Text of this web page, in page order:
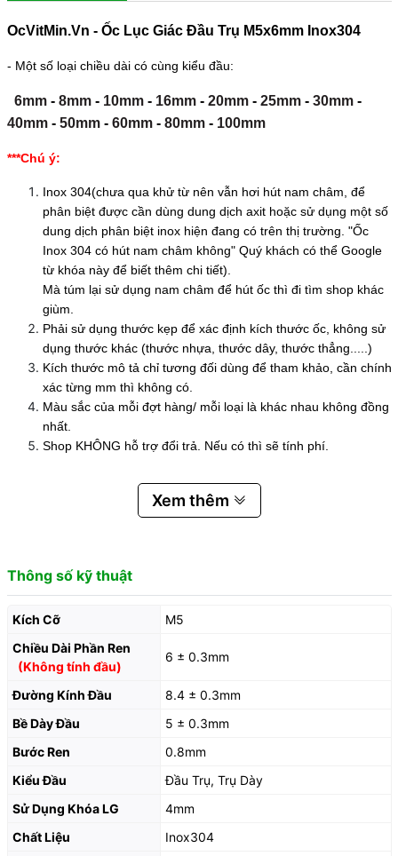
OcVitMin.Vn - Ốc Lục Giác Đầu Trụ M5x6mm Inox304
- Một số loại chiều dài có cùng kiểu đầu:
6mm- 8mm- 10mm- 16mm- 20mm- 25mm- 30mm-
40mm- 50mm- 60mm- 80mm- 100mm
***Chú ý:
Inox 304(chưa qua khử từ nên vẫn hơi hút nam châm, để
phân biệt được cần dùng dung dịch axit hoặc sử dụng một số
dung dịch phân biệt inox hiện đang có trên thị trường. "Ốc
Inox 304 có hút nam châm không" Quý khách có thể Google
từ khóa này để biết thêm chi tiết).
Mà túm lại sử dụng nam châm để hút ốc thì đi tìm shop khác
giùm.
Phải sử dụng thước kẹp để xác định kích thước ốc, không sử
dụng thước khác (thước nhựa, thước dây, thước thẳng.....)
Kích thước mô tả chỉ tương đối dùng để tham khảo, cần chính
xác từng mm thì không có.
Màu sắc của mỗi đợt hàng/ mỗi loại là khác nhau không đồng
nhất.
Shop KHÔNG hỗ trợ đổi trả. Nếu có thì sẽ tính phí.
Xem thêm
Thông số kỹ thuật
Kích Cỡ
M5
Chiều Dài Phần Ren
(Không tính đầu)
6 ± 0.3mm
Đường Kính Đầu
8.4 ± 0.3mm
Bề Dày Đầu
5 ± 0.3mm
Bước Ren
0.8mm
Kiểu Đầu
Đầu Trụ, Trụ Dày
Sử Dụng Khóa LG
4mm
Chất Liệu
Inox304